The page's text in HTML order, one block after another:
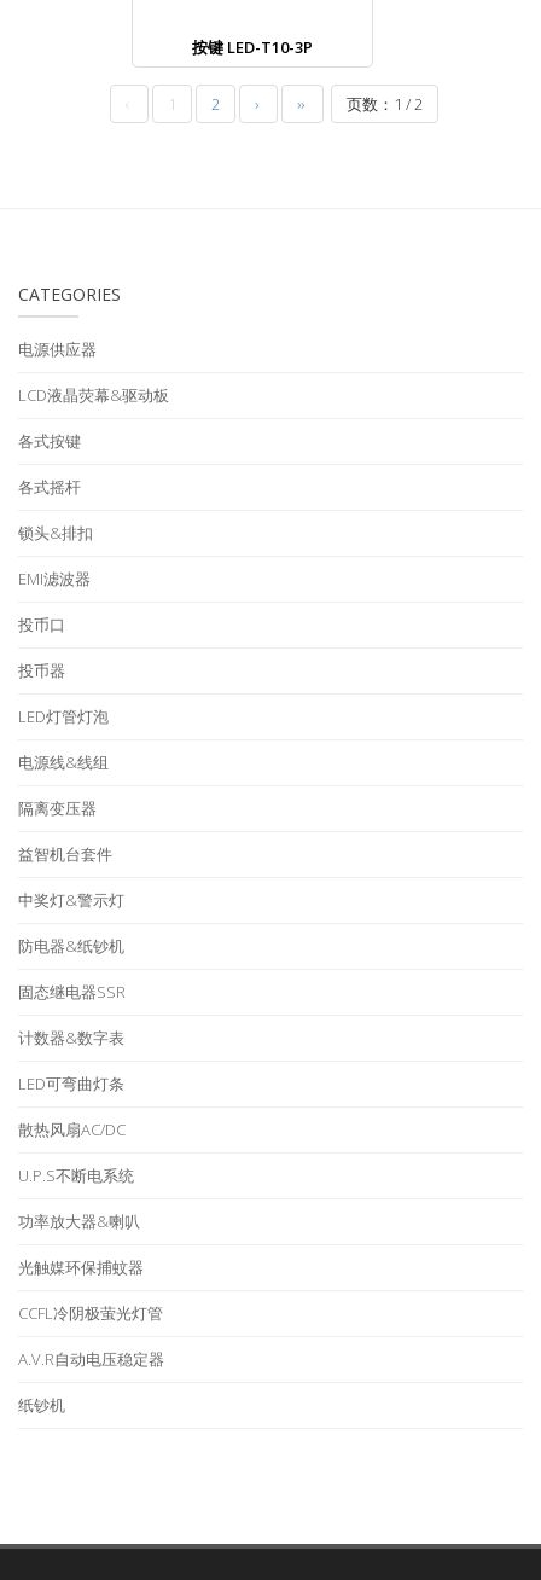
按键 LED-T10-3P
‹ 1 2 › ›› 页数：1 / 2
CATEGORIES
电源供应器
LCD液晶荧幕&驱动板
各式按键
各式摇杆
锁头&排扣
EMI滤波器
投币口
投币器
LED灯管灯泡
电源线&线组
隔离变压器
益智机台套件
中奖灯&警示灯
防电器&纸钞机
固态继电器SSR
计数器&数字表
LED可弯曲灯条
散热风扇AC/DC
U.P.S不断电系统
功率放大器&喇叭
光触媒环保捕蚊器
CCFL冷阴极萤光灯管
A.V.R自动电压稳定器
纸钞机